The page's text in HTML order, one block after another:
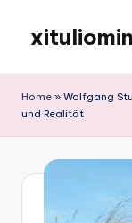
content
Home » Wolfgang
und Realität